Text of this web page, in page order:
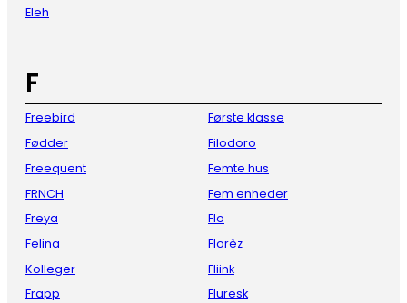
Eleh
F
Freebird
Fødder
Freequent
FRNCH
Freya
Felina
Kolleger
Frapp
Første klasse
Filodoro
Femte hus
Fem enheder
Flo
Florèz
Fliink
Fluresk